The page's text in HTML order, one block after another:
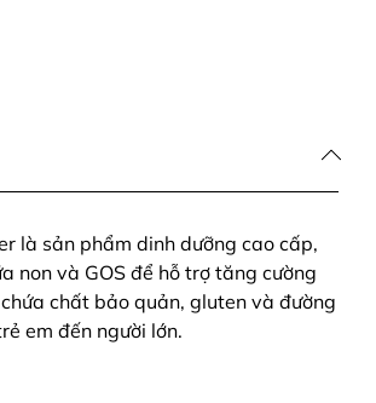
là sản phẩm dinh dưỡng cao cấp,
non và GOS để hỗ trợ tăng cường
chất bảo quản, gluten và đường
em đến người lớn.